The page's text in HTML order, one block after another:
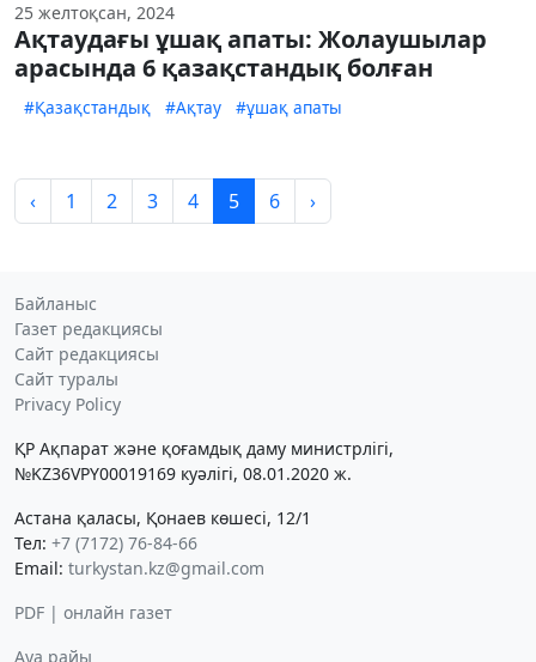
25 желтоқсан, 2024
Ақтаудағы ұшақ апаты: Жолаушылар
арасында 6 қазақстандық болған
#Қазақстандық #Ақтау #ұшақ апаты
‹ 1 2 3 4 5 6 ›
Байланыс
Газет редакциясы
Сайт редакциясы
Сайт туралы
Privacy Policy
ҚР Ақпарат және қоғамдық даму министрлігі,
№KZ36VPY00019169 куәлігі, 08.01.2020 ж.
Астана қаласы, Қонаев көшесі, 12/1
Тел: +7 (7172) 76-84-66
Email: turkystan.kz@gmail.com
PDF | онлайн газет
Ауа райы